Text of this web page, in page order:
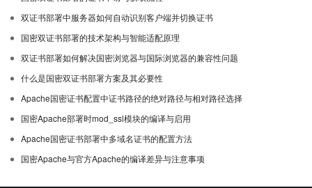
双证书部署中服务器如何自动识别客户端并切换证书
国密双证书部署的技术架构与智能适配原理
双证书部署如何解决国密浏览器与国际浏览器的兼容性问题
什么是国密双证书部署方案及其必要性
Apache国密证书配置中证书路径的绝对路径与相对路径选择
国密Apache部署时mod_ssl模块的编译与启用
Apache国密证书部署中多域名证书的配置方法
国密Apache与官方Apache的编译差异与注意事项